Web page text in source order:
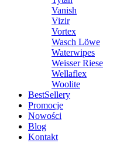
Vanish
Vizir
Vortex
Wasch Löwe
Waterwipes
Weisser Riese
Wellaflex
Woolite
BestSellery
Promocje
Nowości
Blog
Kontakt